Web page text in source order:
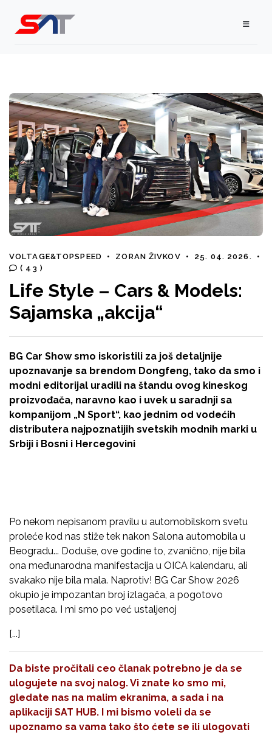
VOLTAGE&TOPSPEED • ZORAN ŽIVKOV • 25. 04. 2026.
•
( 43 )
Life Style – Cars & Models:
Sajamska „akcija“
BG Car Show smo iskoristili za još detaljnije
upoznavanje sa brendom Dongfeng, tako da smo i
modni editorijal uradili na štandu ovog kineskog
proizvođača, naravno kao i uvek u saradnji sa
kompanijom „N Sport“, kao jednim od vodećih
distributera najpoznatijih svetskih modnih marki u
Srbiji i Bosni i Hercegovini
Po nekom nepisanom pravilu u automobilskom svetu
proleće kod nas stiže tek nakon Salona automobila u
Beogradu... Doduše, ove godine to, zvanično, nije bila
ona međunarodna manifestacija u OICA kalendaru, ali
svakako nije bila mala. Naprotiv! BG Car Show 2026
okupio je impozantan broj izlagača, a pogotovo
posetilaca. I mi smo po već ustaljenoj
[...]
Da biste pročitali ceo članak potrebno je da se
ulogujete na svoj nalog. Vi znate ko smo mi,
gledate nas na malim ekranima, a sada i na
aplikaciji SAT HUB. I mi bismo voleli da se
upoznamo sa vama tako što ćete se ili ulogovati